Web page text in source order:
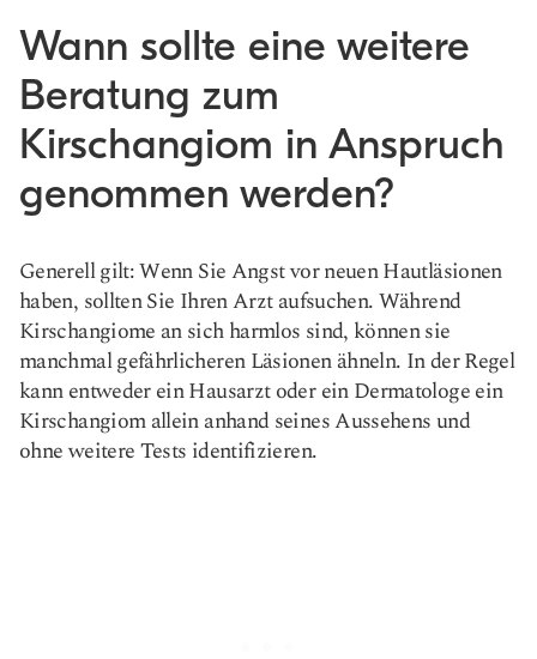
Wann sollte eine weitere
Beratung zum
Kirschangiom in Anspruch
genommen werden?
Generell gilt: Wenn Sie Angst vor neuen Hautläsionen
haben, sollten Sie Ihren Arzt aufsuchen. Während
Kirschangiome an sich harmlos sind, können sie
manchmal gefährlicheren Läsionen ähneln. In der Regel
kann entweder ein Hausarzt oder ein Dermatologe ein
Kirschangiom allein anhand seines Aussehens und
ohne weitere Tests identifizieren.